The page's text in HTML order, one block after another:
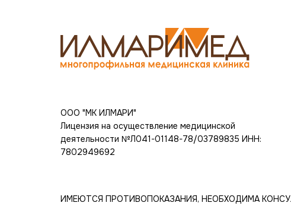
ООО "МК ИЛМАРИ"
Лицензия на осуществление медицинской
деятельности №Л041-01148-78/03789835 ИНН:
7802949692
ИМЕЮТСЯ ПРОТИВОПОКАЗАНИЯ, НЕОБХОДИМА